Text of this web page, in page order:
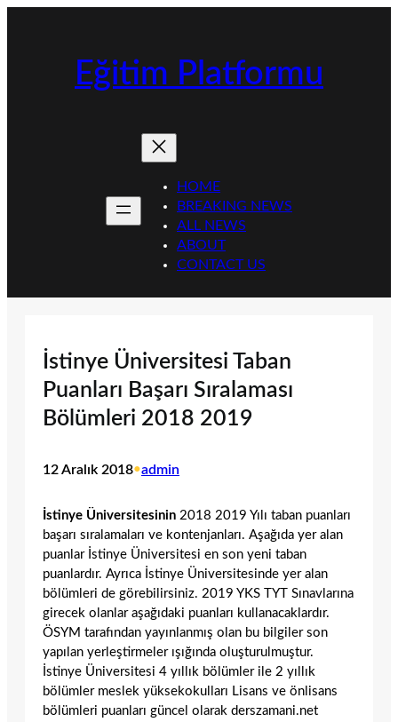
Eğitim Platformu
HOME
BREAKING NEWS
ALL NEWS
ABOUT
CONTACT US
İstinye Üniversitesi Taban
Puanları Başarı Sıralaması
Bölümleri 2018 2019
12 Aralık 2018•admin
İstinye Üniversitesinin 2018 2019 Yılı taban puanları
başarı sıralamaları ve kontenjanları. Aşağıda yer alan
puanlar İstinye Üniversitesi en son yeni taban
puanlardır. Ayrıca İstinye Üniversitesinde yer alan
bölümleri de görebilirsiniz. 2019 YKS TYT Sınavlarına
girecek olanlar aşağıdaki puanları kullanacaklardır.
ÖSYM tarafından yayınlanmış olan bu bilgiler son
yapılan yerleştirmeler ışığında oluşturulmuştur.
İstinye Üniversitesi 4 yıllık bölümler ile 2 yıllık
bölümler meslek yüksekokulları Lisans ve önlisans
bölümleri puanları güncel olarak derszamani.net